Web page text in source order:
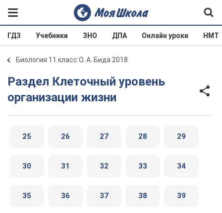
ГДЗ Учебники ЗНО ДПА Онлайн уроки НМТ
Биология 11 класс О. А. Бида 2018
Раздел Клеточный уровень
организации жизни
25 26 27 28 29
30 31 32 33 34
35 36 37 38 39